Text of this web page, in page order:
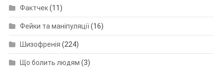
Фактчек(11)
Фейки та маніпуляції(16)
Шизофренія (224)
Що болить людям (3)